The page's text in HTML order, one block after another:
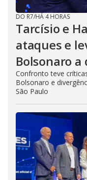
DO R7/HÁ 4 HORAS
Tarcísio e
ataques e
Bolsonaro a
Confronto teve
Bolsonaro e
São Paulo